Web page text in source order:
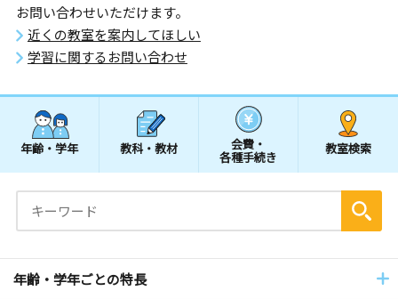
お問い合わせいただけます。
近くの教室を案内してほしい
学習に関するお問い合わせ
年齢・学年 教科・教材 会費・
各種手続き
教室検索
年齢・学年ごとの特長